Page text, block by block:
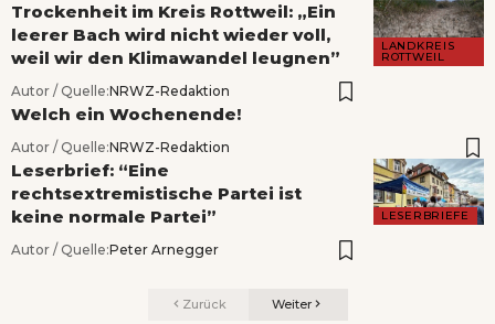
LANDKREIS
ROTTWEIL
Trockenheit im Kreis Rottweil: „Ein
leerer Bach wird nicht wieder voll,
weil wir den Klimawandel leugnen”
Autor / Quelle:NRWZ-Redaktion
Welch ein Wochenende!
Autor / Quelle:NRWZ-Redaktion
LESERBRIEFE
Leserbrief: “Eine
rechtsextremistische Partei ist
keine normale Partei”
Autor / Quelle:Peter Arnegger
Zurück Weiter